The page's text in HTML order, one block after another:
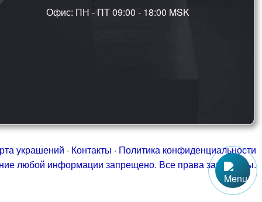
Офис: ПН - ПТ 09:00 - 18:00 MSK
украшений · Контакты · Политика конфиденциальности
любой информации запрещено. Все права защищены.